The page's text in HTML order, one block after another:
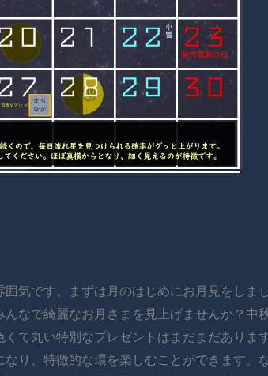
気です。まずは月のはじめにお月見をしま
なで綺麗なお月さまを見上げませんか？中
て丸い特別なプレゼントはまだまだありま
り、特徴的な環を楽しむことができます。